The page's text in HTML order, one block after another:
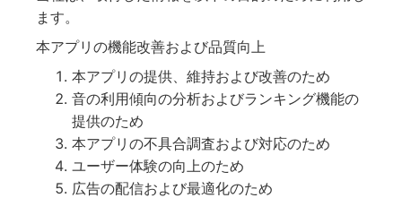
ます。
本アプリの機能改善および品質向上
本アプリの提供、維持および改善のため
音の利用傾向の分析およびランキング機能の
提供のため
本アプリの不具合調査および対応のため
ユーザー体験の向上のため
広告の配信および最適化のため